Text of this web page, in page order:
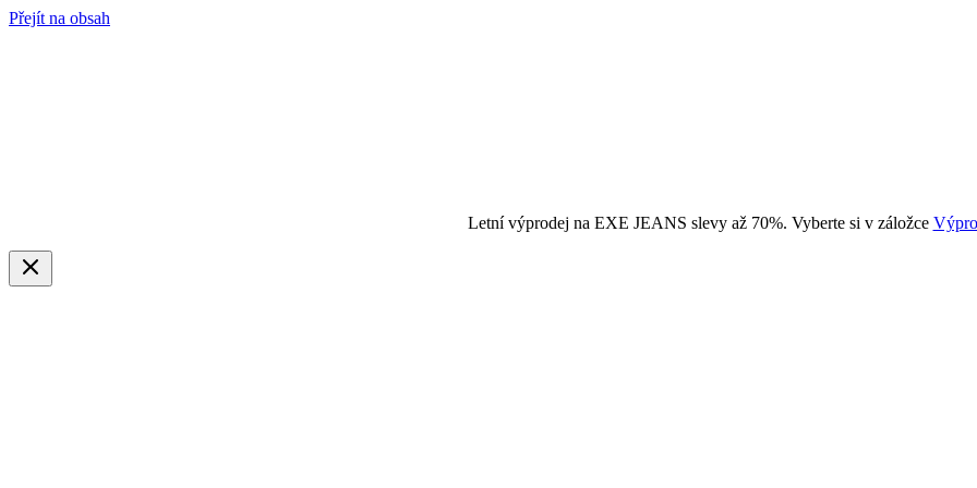
Přejít na obsah
Letní výprodej na EXE JEANS slevy až 70%. Vyberte si v záložce